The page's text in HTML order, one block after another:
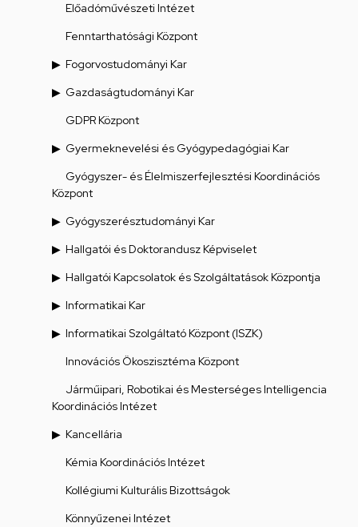
Előadóművészeti Intézet
Fenntarthatósági Központ
Fogorvostudományi Kar
Gazdaságtudományi Kar
GDPR Központ
Gyermeknevelési és Gyógypedagógiai Kar
Gyógyszer- és Élelmiszerfejlesztési Koordinációs
Központ
Gyógyszerésztudományi Kar
Hallgatói és Doktorandusz Képviselet
Hallgatói Kapcsolatok és Szolgáltatások Központja
Informatikai Kar
Informatikai Szolgáltató Központ (ISZK)
Innovációs Ökoszisztéma Központ
Járműipari, Robotikai és Mesterséges Intelligencia
Koordinációs Intézet
Kancellária
Kémia Koordinációs Intézet
Kollégiumi Kulturális Bizottságok
Könnyűzenei Intézet